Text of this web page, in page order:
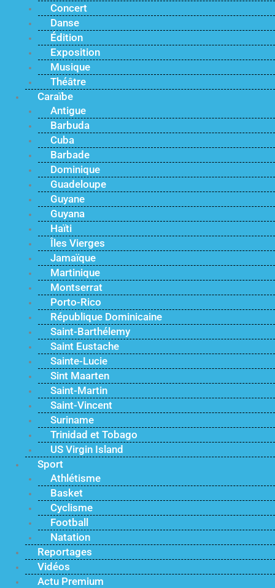
Concert
Danse
Édition
Exposition
Musique
Théâtre
Caraïbe
Antigue
Barbuda
Cuba
Barbade
Dominique
Guadeloupe
Guyane
Guyana
Haïti
Îles Vierges
Jamaïque
Martinique
Montserrat
Porto-Rico
République Dominicaine
Saint-Barthélemy
Saint Eustache
Sainte-Lucie
Sint Maarten
Saint-Martin
Saint-Vincent
Suriname
Trinidad et Tobago
US Virgin Island
Sport
Athlétisme
Basket
Cyclisme
Football
Natation
Reportages
Vidéos
Actu Premium